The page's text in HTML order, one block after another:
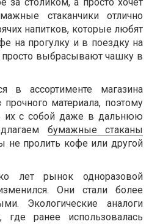
стаканчики отлично
напитков, которые любят
на прогулку и в поездку на
просто выбрасывают чашку в
в ассортименте магазина
материала, поэтому
их с собой даже в дальнюю
бумажные стаканы
не пролить кофе или другой
лет рынок одноразовой
Они стали более
Экологические аналоги
где ранее использовалась